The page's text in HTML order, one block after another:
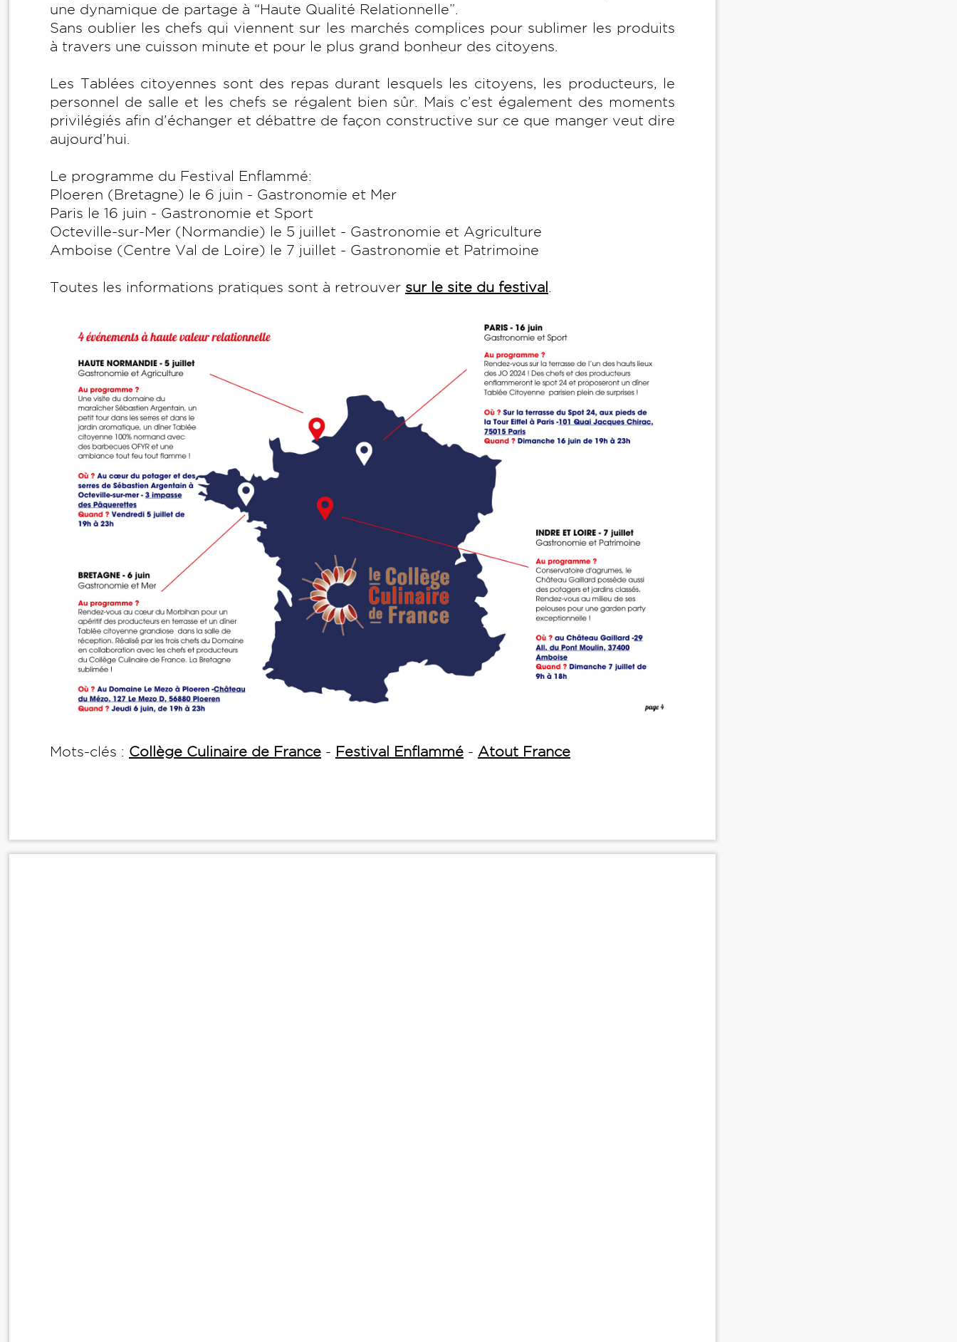
une dynamique de partage à “Haute Qualité Relationnelle”.
Sans oublier les chefs qui viennent sur les marchés complices pour sublimer les produits
à travers une cuisson minute et pour le plus grand bonheur des citoyens.
Les Tablées citoyennes sont des repas durant lesquels les citoyens, les producteurs, le
personnel de salle et les chefs se régalent bien sûr. Mais c’est également des moments
privilégiés afin d’échanger et débattre de façon constructive sur ce que manger veut dire
aujourd’hui.
Le programme du Festival Enflammé:
Ploeren (Bretagne) le 6 juin - Gastronomie et Mer
Paris le 16 juin - Gastronomie et Sport
Octeville-sur-Mer (Normandie) le 5 juillet - Gastronomie et Agriculture
Amboise (Centre Val de Loire) le 7 juillet - Gastronomie et Patrimoine
Toutes les informations pratiques sont à retrouver sur le site du festival
Mots-clés : Collège Culinaire de France - Festival Enflammé - Atout France